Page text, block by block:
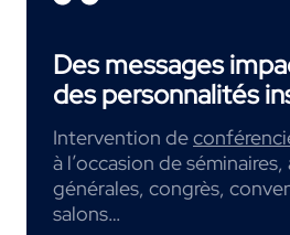
Des messages
des personnalités
Intervention de
à l’occasion de
générales, congrès,
salons…